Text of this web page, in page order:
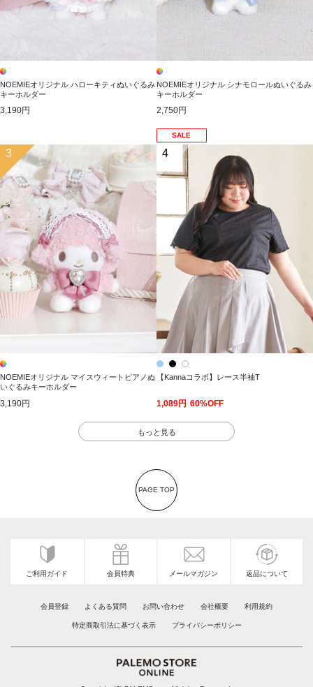
NOEMIEオリジナル ハローキティぬいぐるみ
キーホルダー
3,190円
NOEMIEオリジナル シナモロールぬいぐるみ
キーホルダー
2,750円
3
NOEMIEオリジナル マイスウィートピアノぬ
いぐるみキーホルダー
3,190円
SALE
4
【Kannaコラボ】レース半袖T
1,089円 60%OFF
もっと見る
PAGE TOP
ご利用ガイド 会員特典 メールマガジン 返品について
会員登録 よくある質問 お問い合わせ 会社概要 利用規約
特定商取引法に基づく表示 プライバシーポリシー